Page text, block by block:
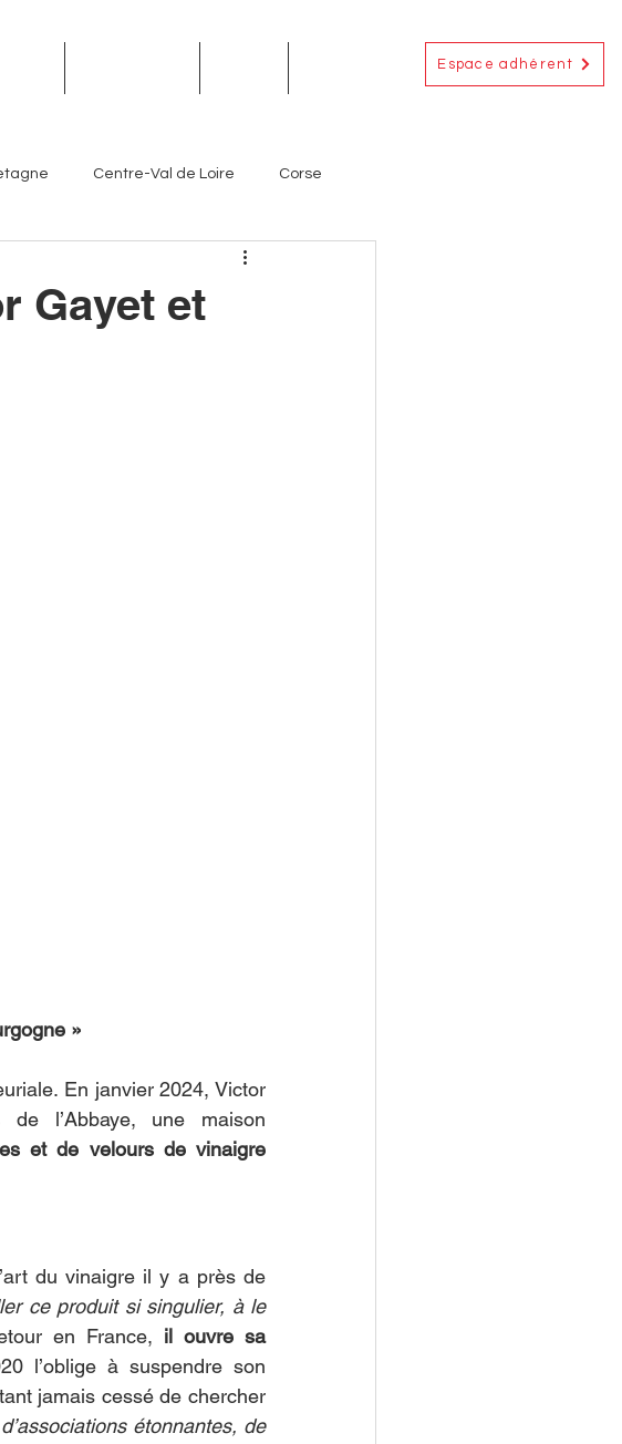
Espace adhérent
Centre-Val de Loire Corse
Outre-Mer
Gayet et
»
En janvier 2024, Victor
l’Abbaye, une maison
et de velours de vinaigre
du vinaigre il y a près de
ce produit si singulier, à le
en France, il ouvre sa
l’oblige à suspendre son
jamais cessé de chercher
étonnantes, de